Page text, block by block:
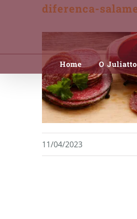
Home O Juliatto
diferenca-
11/04/2023